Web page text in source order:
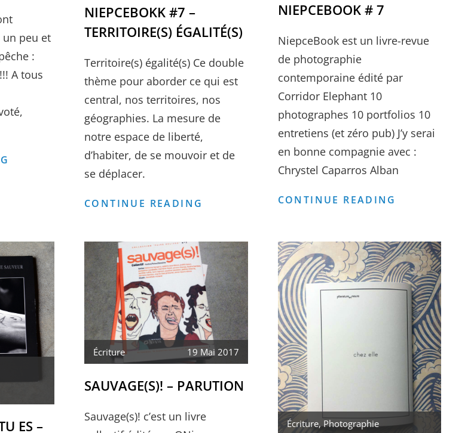
peu et
:
A tous
NIEPCEBOKK #7 –
TERRITOIRE(S) ÉGALITÉ(S)
Territoire(s) égalité(s) Ce double
thème pour aborder ce qui est
central, nos territoires, nos
géographies. La mesure de
notre espace de liberté,
d’habiter, de se mouvoir et de
se déplacer.
CONTINUE READING
TERRITOIRE(S)
ÉGALITÉ(S)
NIEPCEBOOK # 7
NiepceBook est un livre-revue
de photographie
contemporaine édité par
Corridor Elephant 10
photographes 10 portfolios 10
entretiens (et zéro pub) J’y serai
en bonne compagnie avec :
Chrystel Caparros Alban
CONTINUE READING
REVUE
PHOTO
–
NIEPCEBOOK
ES –
Écriture 19 Mai 2017
SAUVAGE(S)! – PARUTION
Sauvage(s)! c’est un livre
Écriture, Photographie